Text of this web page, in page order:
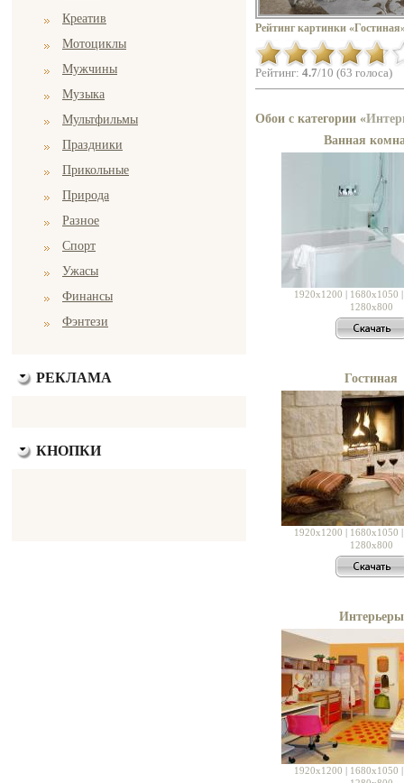
Креатив
Мотоциклы
Мужчины
Музыка
Мультфильмы
Праздники
Прикольные
Природа
Разное
Спорт
Ужасы
Финансы
Фэнтези
РЕКЛАМА
КНОПКИ
Рейтинг картинки
Рейтинг: 4.7/10 (63 голоса)
Обои с категории «
Ванная
1920x1200 | 1680x1050
1280x800
Гостиная
1920x1200 | 1680x1050
1280x800
Интерьеры
1920x1200 | 1680x1050